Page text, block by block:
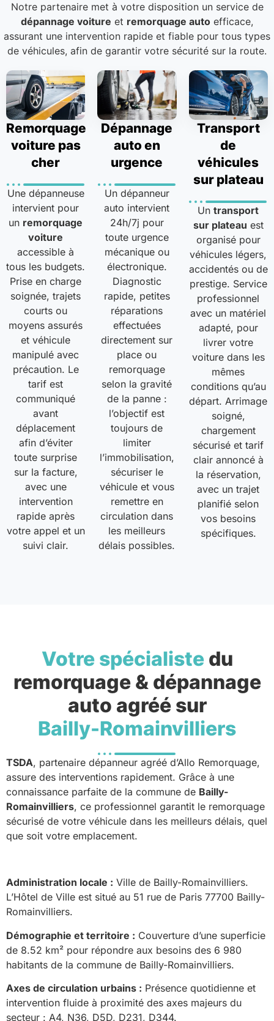
Notre partenaire met à votre disposition un service de
dépannage voiture et remorquage auto efficace,
assurant une intervention rapide et fiable pour tous types
de véhicules, afin de garantir votre sécurité sur la route.
Remorquage
voiture pas
cher
Une dépanneuse
intervient pour
un remorquage
voiture
accessible à
tous les budgets.
Prise en charge
soignée, trajets
courts ou
moyens assurés
et véhicule
manipulé avec
précaution. Le
tarif est
communiqué
avant
déplacement
afin d’éviter
toute surprise
sur la facture,
avec une
intervention
rapide après
votre appel et un
suivi clair.
Dépannage
auto en
urgence
Un dépanneur
auto intervient
24h/7j pour
toute urgence
mécanique ou
électronique.
Diagnostic
rapide, petites
réparations
effectuées
directement sur
place ou
remorquage
selon la gravité
de la panne :
l’objectif est
toujours de
limiter
l’immobilisation,
sécuriser le
véhicule et vous
remettre en
circulation dans
les meilleurs
délais possibles.
Transport
de
véhicules
sur plateau
Untransport
sur plateau est
organisé pour
véhicules légers,
accidentés ou de
prestige. Service
professionnel
avec un matériel
adapté, pour
livrer votre
voiture dans les
mêmes
conditions qu’au
départ. Arrimage
soigné,
chargement
sécurisé et tarif
clair annoncé à
la réservation,
avec un trajet
planifié selon
vos besoins
spécifiques.
Votre spécialistedu
remorquage & dépannage
auto agréé sur
Bailly-Romainvilliers
TSDA, partenaire dépanneur agréé d’Allo Remorquage,
assure des interventions rapidement. Grâce à une
connaissance parfaite de la commune de Bailly-
Romainvilliers, ce professionnel garantit le remorquage
sécurisé de votre véhicule dans les meilleurs délais, quel
que soit votre emplacement.
Administration locale : Ville de Bailly-Romainvilliers.
L’Hôtel de Ville est situé au 51 rue de Paris 77700 Bailly-
Romainvilliers.
Démographie et territoire : Couverture d’une superficie
de 8.52 km² pour répondre aux besoins des 6 980
habitants de la commune de Bailly-Romainvilliers.
Axes de circulation urbains : Présence quotidienne et
intervention fluide à proximité des axes majeurs du
secteur : A4, N36, D5D, D231, D344.